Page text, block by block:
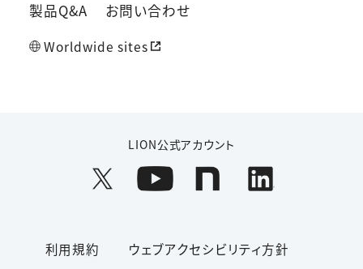
製品Q&A お問い合わせ
Worldwide sites
LION公式アカウント
利用規約 ウェブアクセシビリティ方針